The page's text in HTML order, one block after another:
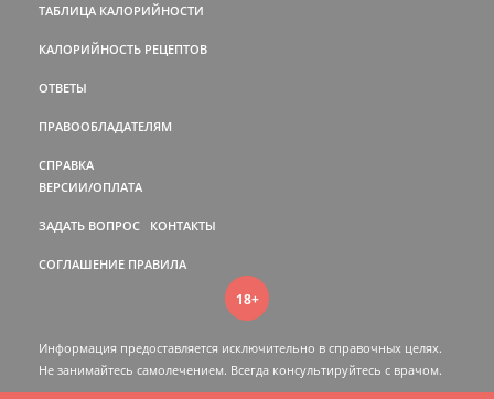
ТАБЛИЦА КАЛОРИЙНОСТИ
КАЛОРИЙНОСТЬ РЕЦЕПТОВ
ОТВЕТЫ
ПРАВООБЛАДАТЕЛЯМ
СПРАВКА
ВЕРСИИ/ОПЛАТА
ЗАДАТЬ ВОПРОС КОНТАКТЫ
СОГЛАШЕНИЕ ПРАВИЛА
18+
Информация предоставляется исключительно в справочных целях.
Не занимайтесь самолечением. Всегда консультируйтесь c врачом.